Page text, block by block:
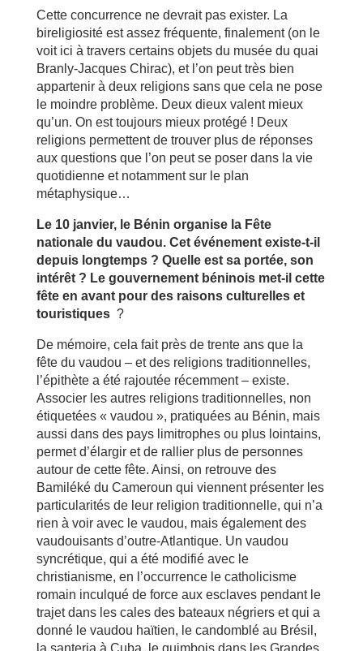
Cette concurrence ne devrait pas exister. La
bireligiosité est assez fréquente, finalement (on le
voit ici à travers certains objets du musée du quai
Branly-Jacques Chirac), et l’on peut très bien
appartenir à deux religions sans que cela ne pose
le moindre problème. Deux dieux valent mieux
qu’un. On est toujours mieux protégé ! Deux
religions permettent de trouver plus de réponses
aux questions que l’on peut se poser dans la vie
quotidienne et notamment sur le plan
métaphysique…
Le 10 janvier, le Bénin organise la Fête
nationale du vaudou. Cet événement existe-t-il
depuis longtemps ? Quelle est sa portée, son
intérêt ? Le gouvernement béninois met-il cette
fête en avant pour des raisons culturelles et
touristiques ?
De mémoire, cela fait près de trente ans que la
fête du vaudou – et des religions traditionnelles,
l’épithète a été rajoutée récemment – existe.
Associer les autres religions traditionnelles, non
étiquetées « vaudou », pratiquées au Bénin, mais
aussi dans des pays limitrophes ou plus lointains,
permet d’élargir et de rallier plus de personnes
autour de cette fête. Ainsi, on retrouve des
Bamiléké du Cameroun qui viennent présenter les
particularités de leur religion traditionnelle, qui n’a
rien à voir avec le vaudou, mais également des
vaudouisants d’outre-Atlantique. Un vaudou
syncrétique, qui a été modifié avec le
christianisme, en l’occurrence le catholicisme
romain inculqué de force aux esclaves pendant le
trajet dans les cales des bateaux négriers et qui a
donné le vaudou haïtien, le candomblé au Brésil,
la santeria à Cuba, le quimbois dans les Grandes